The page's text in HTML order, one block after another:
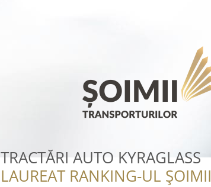
TRACTĂRI AUTO KYRAGLASS
LAUREAT RANKING-UL ȘOIMII